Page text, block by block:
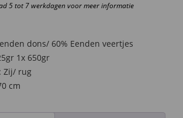
5 tot 7 werkdagen voor meer informatie
dons/ 60% Eenden veertjes
1x 650gr
Zij/ rug
cm